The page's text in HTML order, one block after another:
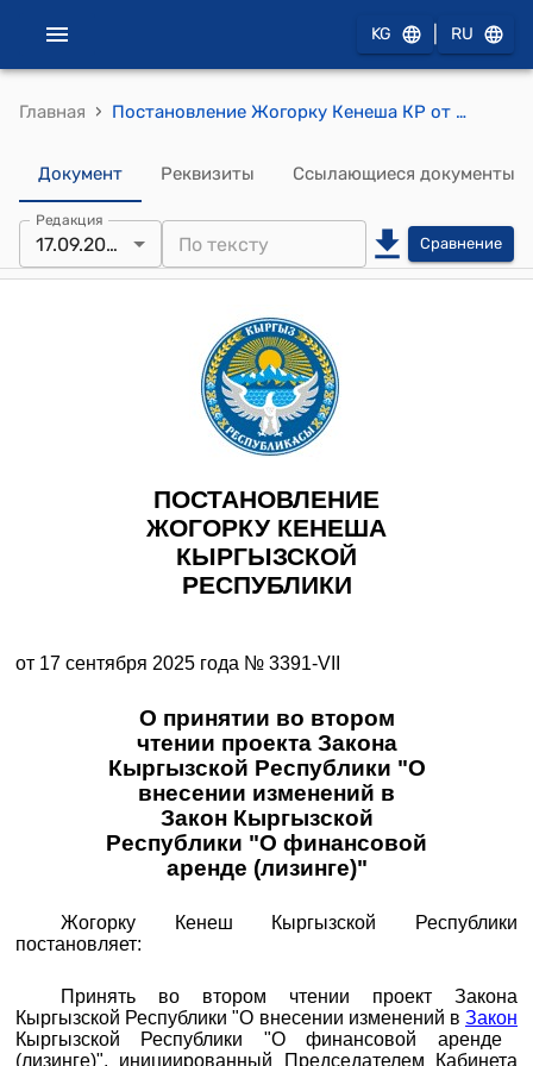
KG RU
Главная › Постановление Жогорку Кенеша КР от 17 сентября 2025 года № 3391-VII "О принятии во втором чтении проекта Закона Кыргызской Республики "О внесении изменений в Закон Кыргызской Республики "О финансовой аренде (лизинге)"
Документ Реквизиты Ссылающиеся документы
Редакция
17.09.2025 Сравнение